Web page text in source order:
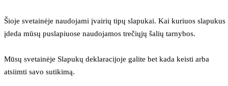
Šioje svetainėje naudojami įvairių tipų slapukai. Kai kuriuos slapukus
įdeda mūsų puslapiuose naudojamos trečiųjų šalių tarnybos.
Mūsų svetainėje Slapukų deklaracijoje galite bet kada keisti arba
atsiimti savo sutikimą.